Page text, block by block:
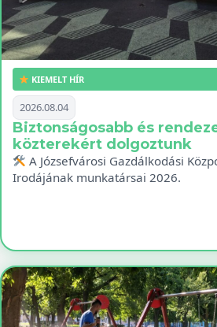
KIEMELT HÍR
2026.08.04
Biztonságosabb és
közterekért dolgoztunk
A Józsefvárosi Gazdálkodási
Irodájának munkatársai 2026.